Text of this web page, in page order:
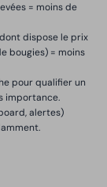
= moins de
dispose le prix
bougies) = moins
pour qualifier un
importance.
alertes)